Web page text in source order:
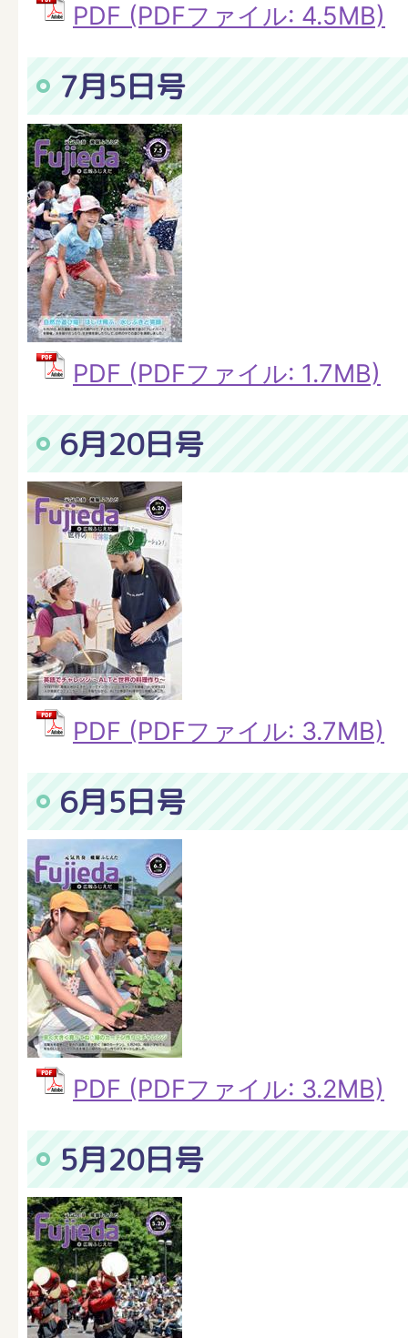
PDF (PDFファイル: 4.5MB)
7月5日号
PDF (PDFファイル: 1.7MB)
6月20日号
PDF (PDFファイル: 3.7MB)
6月5日号
PDF (PDFファイル: 3.2MB)
5月20日号